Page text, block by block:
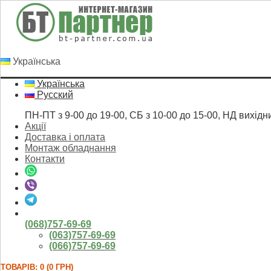
Українська
Українська
Русский
ПН-ПТ з 9-00 до 19-00, СБ з 10-00 до 15-00, НД
Акції
Доставка і оплата
Монтаж обладнання
Контакти
(068)757-69-69
(063)757-69-69
(066)757-69-69
ТОВАРІВ: 0 (0 ГРН)